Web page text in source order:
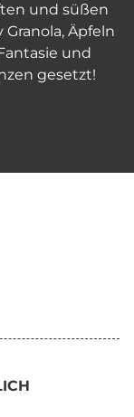
und süßen
Äpfeln
und
gesetzt!